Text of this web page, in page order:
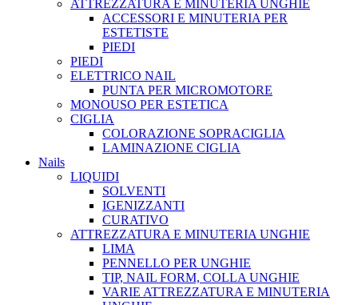
ATTREZZATURA E MINUTERIA UNGHIE
ACCESSORI E MINUTERIA PER
ESTETISTE
PIEDI
PIEDI
ELETTRICO NAIL
PUNTA PER MICROMOTORE
MONOUSO PER ESTETICA
CIGLIA
COLORAZIONE SOPRACIGLIA
LAMINAZIONE CIGLIA
Nails
LIQUIDI
SOLVENTI
IGENIZZANTI
CURATIVO
ATTREZZATURA E MINUTERIA UNGHIE
LIMA
PENNELLO PER UNGHIE
TIP, NAIL FORM, COLLA UNGHIE
VARIE ATTREZZATURA E MINUTERIA